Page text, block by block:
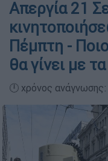
Απεργία 21
Πέμπτη -
θα γίνει με
🕛 χρόνος